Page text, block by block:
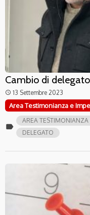
Cambio di delegato
access_time 13 Settembre 2023
Area Testimonianza e
label
AREA TESTIMONIANZA
DELEGATO